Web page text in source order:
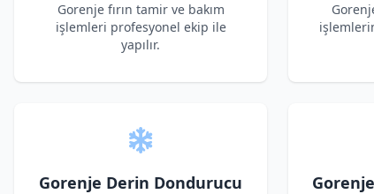
Gorenje fırın tamir ve bakım
işlemleri profesyonel ekip ile
yapılır.
Gorenje Derin Dondurucu